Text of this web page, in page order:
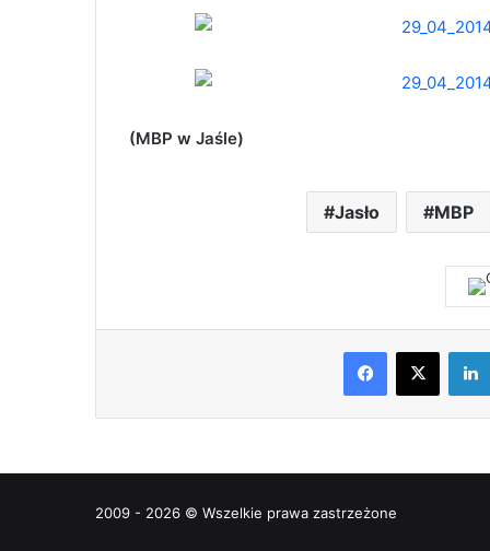
(MBP w Jaśle)
Jasło MBP
Facebook
X
2009 - 2026 © Wszelkie prawa zastrzeżone